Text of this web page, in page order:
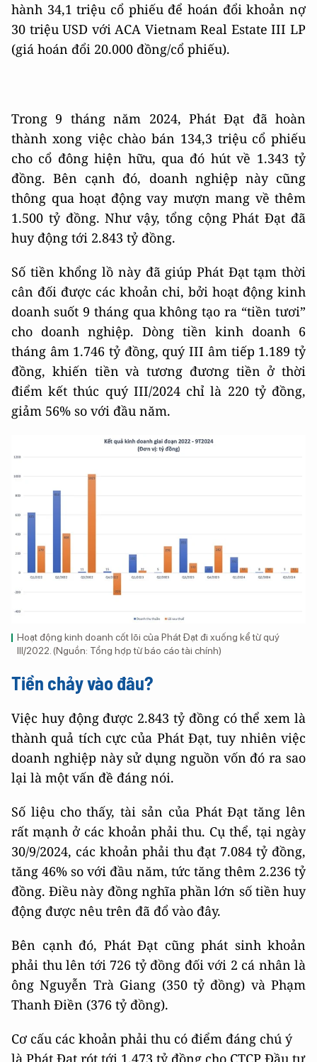
hành 34,1 triệu cổ phiếu để hoán đổi khoản nợ
30 triệu USD với ACA Vietnam Real Estate III LP
(giá hoán đổi 20.000 đồng/cổ phiếu).
Trong 9 tháng năm 2024, Phát Đạt đã hoàn
thành xong việc chào bán 134,3 triệu cổ phiếu
cho cổ đông hiện hữu, qua đó hút về 1.343 tỷ
đồng. Bên cạnh đó, doanh nghiệp này cũng
thông qua hoạt động vay mượn mang về thêm
1.500 tỷ đồng. Như vậy, tổng cộng Phát Đạt đã
huy động tới 2.843 tỷ đồng.
Số tiền khổng lồ này đã giúp Phát Đạt tạm thời
cân đối được các khoản chi, bởi hoạt động kinh
doanh suốt 9 tháng qua không tạo ra “tiền tươi”
cho doanh nghiệp. Dòng tiền kinh doanh 6
tháng âm 1.746 tỷ đồng, quý III âm tiếp 1.189 tỷ
đồng, khiến tiền và tương đương tiền ở thời
điểm kết thúc quý III/2024 chỉ là 220 tỷ đồng,
giảm 56% so với đầu năm.
Hoạt động kinh doanh cốt lõi của Phát Đạt đi xuống kể từ quý
III/2022. (Nguồn: Tổng hợp từ báo cáo tài chính)
Tiền chảy vào đâu?
Việc huy động được 2.843 tỷ đồng có thể xem là
thành quả tích cực của Phát Đạt, tuy nhiên việc
doanh nghiệp này sử dụng nguồn vốn đó ra sao
lại là một vấn đề đáng nói.
Số liệu cho thấy, tài sản của Phát Đạt tăng lên
rất mạnh ở các khoản phải thu. Cụ thể, tại ngày
30/9/2024, các khoản phải thu đạt 7.084 tỷ đồng,
tăng 46% so với đầu năm, tức tăng thêm 2.236 tỷ
đồng. Điều này đồng nghĩa phần lớn số tiền huy
động được nêu trên đã đổ vào đây.
Bên cạnh đó, Phát Đạt cũng phát sinh khoản
phải thu lên tới 726 tỷ đồng đối với 2 cá nhân là
ông Nguyễn Trà Giang (350 tỷ đồng) và Phạm
Thanh Điền (376 tỷ đồng).
Cơ cấu các khoản phải thu có điểm đáng chú ý
là Phát Đạt rót tới 1.473 tỷ đồng cho CTCP Đầu tư